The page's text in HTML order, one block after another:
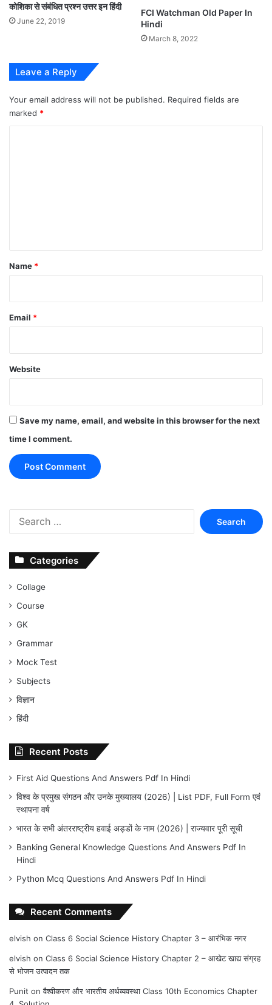
कोशिका से संबंधित प्रश्न उत्तर इन हिंदी
June 22, 2019
FCI Watchman Old Paper In
Hindi
March 8, 2022
Leave a Reply
Your email address will not be published. Required fields are
marked *
*
Name *
Email *
Website
Save my name, email, and website in this browser for the next
time I comment.
Search
for:
Categories
Collage
Course
GK
Grammar
Mock Test
Subjects
विज्ञान
हिंदी
Recent Posts
First Aid Questions And Answers Pdf In Hindi
विश्व के प्रमुख संगठन और उनके मुख्यालय (2026) | List PDF, Full Form एवं
स्थापना वर्ष
भारत के सभी अंतरराष्ट्रीय हवाई अड्डों के नाम (2026) | राज्यवार पूरी सूची
Banking General Knowledge Questions And Answers Pdf In
Hindi
Python Mcq Questions And Answers Pdf In Hindi
Recent Comments
elvish on Class 6 Social Science History Chapter 3 – आरंभिक नगर
elvish on Class 6 Social Science History Chapter 2 – आखेट खाद्य संग्रह
से भोजन उत्पादन तक
Punit onवैश्वीकरण और भारतीय अर्थव्यवस्था Class 10th Economics Chapter